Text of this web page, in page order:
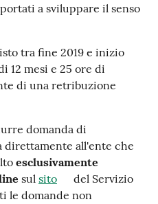
a sviluppare il senso
tra fine 2019 e inizio
12 mesi e 25 ore di
di una retribuzione
domanda di
all'ente che
esclusivamente
sul sito
del Servizio
le domande non